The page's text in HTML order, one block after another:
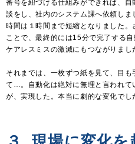
番号を紐づける仕組みができれば、
談をし、社内のシステム課へ依頼し
時間は１時間まで短縮となりました
ことで、最終的には15分で完了する
ケアレスミスの激減にもつながりまし
それまでは、一枚ずつ紙を見て、目も
て…。自動化は絶対に無理と言われて
が、実現した。本当に劇的な変化でし